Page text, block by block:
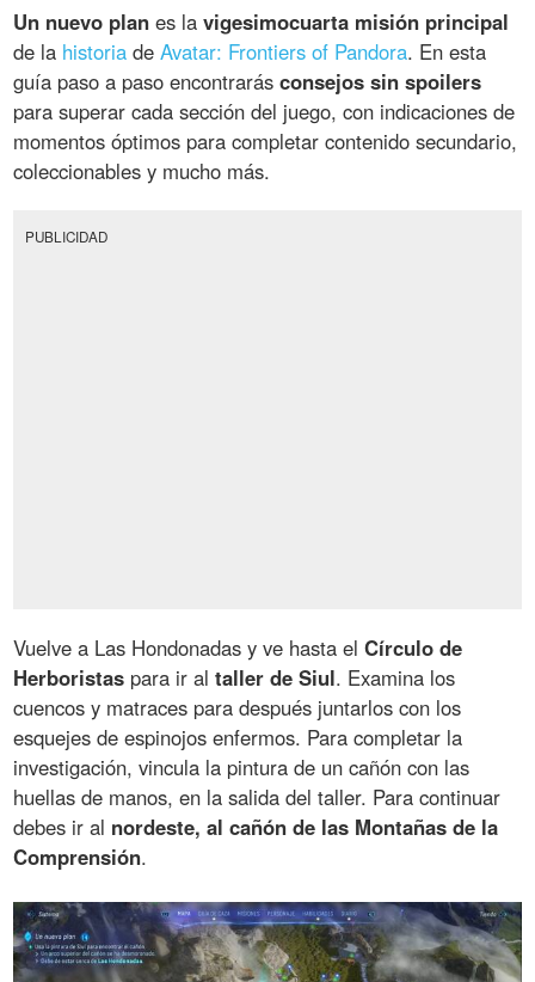
Un nuevo plan es lavigesimocuarta misión principal
de la historia deAvatar: Frontiers of Pandora. En esta
guía paso a paso encontrarásconsejos sin spoilers
para superar cada sección del juego, con indicaciones de
momentos óptimos para completar contenido secundario,
coleccionables y mucho más.
PUBLICIDAD
Vuelve a Las Hondonadas y ve hasta elCírculo de
Herboristas para ir altaller de Siul. Examina los
cuencos y matraces para después juntarlos con los
esquejes de espinojos enfermos. Para completar la
investigación, vincula la pintura de un cañón con las
huellas de manos, en la salida del taller. Para continuar
debes ir al nordeste, al cañón de las Montañas de la
Comprensión.